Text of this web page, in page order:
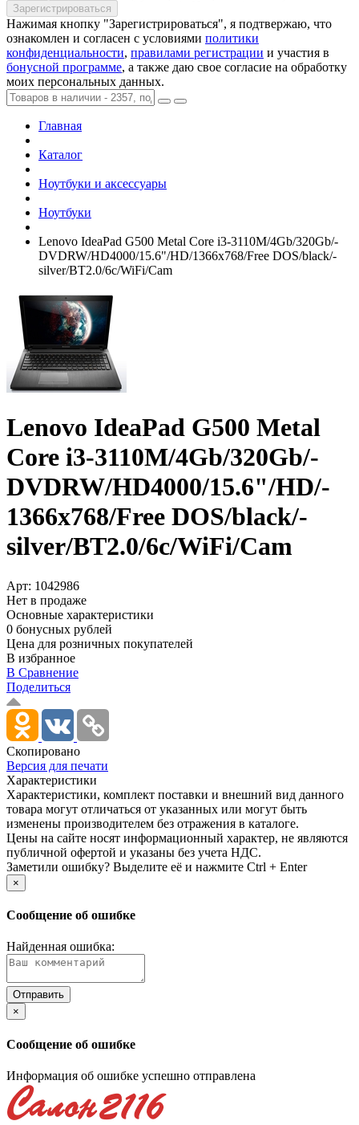
Нажимая кнопку "Зарегистрироваться", я подтвержаю, что
ознакомлен и согласен с условиями политики
конфиденциальности, правилами регистрации и участия в
бонусной программе, а также даю свое согласие на обработку
моих персональных данных.
Главная
Каталог
Ноутбуки и аксессуары
Ноутбуки
Lenovo IdeaPad G500 Metal Core i3-3110M/­4Gb/­320Gb/­
DVDRW/­HD4000/­15.6"/­HD/­1366x768/­Free DOS/­black/­
silver/­BT2.0/­6c/­WiFi/­Cam
Lenovo IdeaPad G500 Metal
Core i3-3110M/­4Gb/­320Gb/­
DVDRW/­HD4000/­15.6"/­HD/­
1366x768/­Free DOS/­black/­
silver/­BT2.0/­6c/­WiFi/­Cam
Арт: 1042986
Нет в продаже
Основные характеристики
0 бонусных рублей
Цена для розничных покупателей
В избранное
В Сравнение
Поделиться
Скопировано
Версия для печати
Характеристики
Xарактеристики, комплект поставки и внешний вид данного
товара могут отличаться от указанных или могут быть
изменены производителем без отражения в каталоге.
Цены на сайте носят информационный характер, не являются
публичной офертой и указаны без учета НДС.
Заметили ошибку? Выделите её и нажмите Ctrl + Enter
×
Сообщение об ошибке
Найденная ошибка:
×
Сообщение об ошибке
Информация об ошибке успешно отправлена